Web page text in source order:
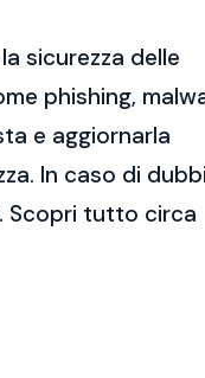
sicurezza delle
phishing,
e aggiornarla
In caso di
Scopri tutto circa